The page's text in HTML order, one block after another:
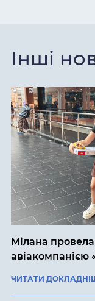
Інші
Мілана
авіакомпанією
ЧИТАТИ